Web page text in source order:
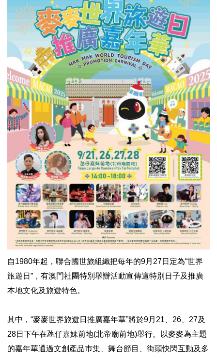
自1980年起，聯合國世旅組織把每年的9月27日定為“世界
旅遊日”，有澳門社團特別舉辦活動宣傳這特別日子及推廣
本地文化及旅遊特色。
其中，“麥麥世界旅遊日推廣嘉年華”將於9月21、26、27及
28日下午在氹仔嘉妹前地(北帝廟前地)舉行。以麥麥為主題
的嘉年華通過文創產品巿集、舞台節目、街頭快閃互動及多